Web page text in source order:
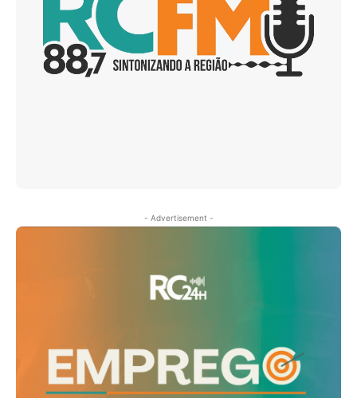
- Advertisement -